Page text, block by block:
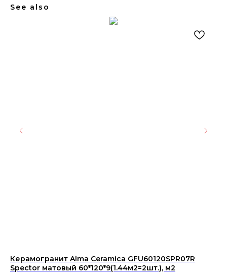
See also
Керамогранит Alma Ceramica GFU60120SPR07R
Spector матовый 60*120*9(1.44м2=2шт.), м2